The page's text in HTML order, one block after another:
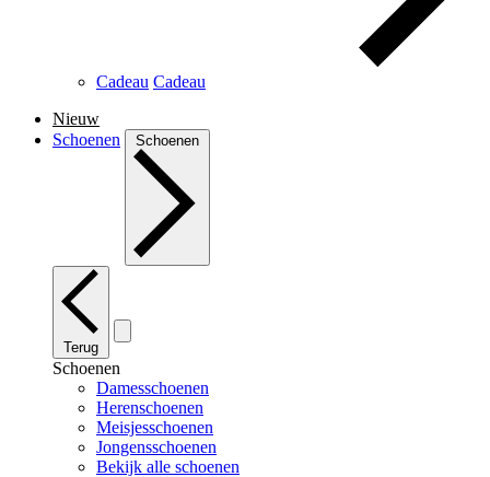
Cadeau Cadeau
Nieuw
Schoenen
Schoenen
Terug
Schoenen
Damesschoenen
Herenschoenen
Meisjesschoenen
Jongensschoenen
Bekijk alle schoenen